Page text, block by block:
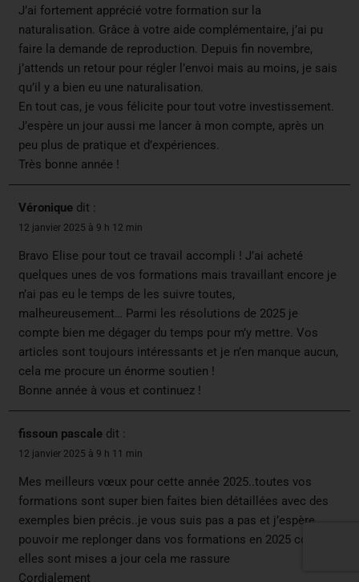
J’ai fortement apprécié votre formation sur la
naturalisation. Grâce à votre aide complémentaire, j’ai pu
faire la demande de reproduction. Depuis fin novembre,
j’attends un retour pour régler l’envoi mais au moins, je sais
qu’il y a bien eu une naturalisation.
En tout cas, je vous félicite pour tout votre investissement.
J’espère un jour aussi me lancer à mon compte, après un
peu plus de pratique et d’expériences.
Très bonne année !
Véronique dit :
12 janvier 2025 à 9 h 12 min
Bravo Elise pour tout ce travail accompli ! J’ai acheté
quelques unes de vos formations mais travaillant encore je
n’ai pas eu le temps de les suivre toutes,
malheureusement… Parmi les résolutions de 2025 je
compte bien me dégager du temps pour m’y mettre. Vos
articles sont toujours intéressants et je n’en manque aucun,
cela me procure un énorme soutien !
Bonne année à vous et continuez !
fissoun pascale dit :
12 janvier 2025 à 9 h 11 min
Mes meilleurs vœux pour cette année 2025..toutes vos
formations sont super bien faites bien détaillées avec des
exemples bien précis..je vous suis pas a pas et j’espère
pouvoir me replonger dans vos formations en 2025 comme
elles sont mises a jour cela me rassure
Cordialement